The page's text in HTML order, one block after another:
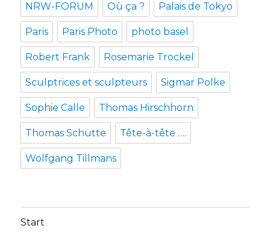
NRW-FORUM Où ça ? Palais de Tokyo
Paris Paris Photo photo basel
Robert Frank Rosemarie Trockel
Sculptrices et sculpteurs Sigmar Polke
Sophie Calle Thomas Hirschhorn
Thomas Schütte Tête-à-tête ….
Wolfgang Tillmans
Start